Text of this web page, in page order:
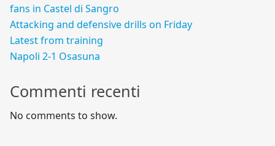
fans in Castel di Sangro
Attacking and defensive drills on Friday
Latest from training
Napoli 2-1 Osasuna
Commenti recenti
No comments to show.